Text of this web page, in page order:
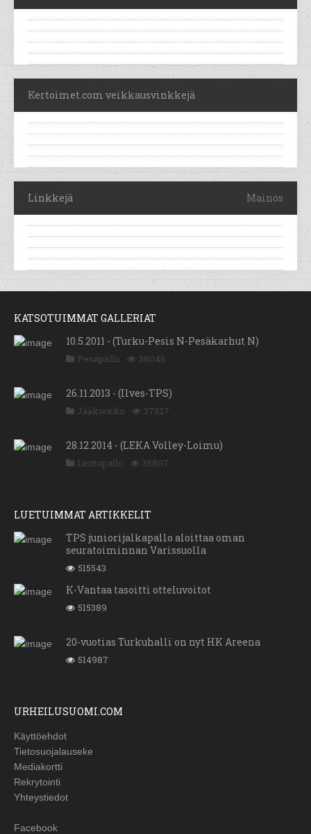
Kertoimet.com veikkausvinkkejä
Linkkejä Mainos
KATSOTUIMMAT GALLERIAT
10.5.2011 - (Turku-Pesis N-Pesäkarhut N)
Pesäpallo 38046
26.11.2013 - (Ilves-TPS)
Jääkiekko 37527
28.12.2014 - (LEKA Volley-Loimu)
Lentopallo 35807
LUETUIMMAT ARTIKKELIT
TPS juniorijalkapallo aloittaa oman
seuratoiminnan Varissuolla
515543
K-Vantaa tasoitti otteluvoitot
515389
20-vuotias Turkuhalli on nyt HK Areena
514987
URHEILUSUOMI.COM
Käyttöehdot
Tietosuojalauseke
Mediakortti
Rekrytointi
Yhteystiedot
Facebook